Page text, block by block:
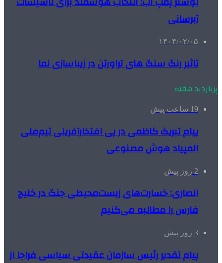
آبرسانی
۱۴۰۴/۰۲/۰۵
تاثیر رنگ سنگ های تراورتن در زیباسازی نما
پربازدید هفته
19 ساعت پیش
پیام تبریک کاظمی در پی افتخارآفرینی تیم‌ملی
المپیاد هوش مصنوعی
2 روز پیش
انصاری: خسارت‌های زیست‌محیطی جنگ در خلیج
فارس را مطالبه‌ می‌کنیم
3 روز پیش
پیام تقدیر رئیس سازمان عقیدتی سیاسی فراجا از